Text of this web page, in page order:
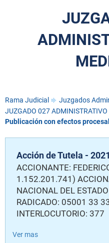
Rama Judicial
Juzgados
JUZGADO 027 ADMINISTRATIVO
Publicación con efectos
Acción de Tutela -
ACCIONANTE:
1.152.201.741)
NACIONAL DEL
RADICADO: 05001 33
INTERLOCUTORIO: 377
Ver mas